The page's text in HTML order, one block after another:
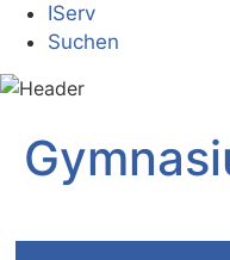
IServ
Suchen